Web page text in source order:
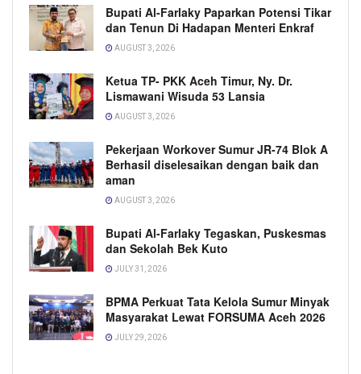
Bupati Al-Farlaky Paparkan Potensi Tikar
dan Tenun Di Hadapan Menteri Enkraf
AUGUST 3, 2026
Ketua TP- PKK Aceh Timur, Ny. Dr.
Lismawani Wisuda 53 Lansia
AUGUST 3, 2026
Pekerjaan Workover Sumur JR-74 Blok A
Berhasil diselesaikan dengan baik dan
aman
AUGUST 3, 2026
Bupati Al-Farlaky Tegaskan, Puskesmas
dan Sekolah Bek Kuto
JULY 31, 2026
BPMA Perkuat Tata Kelola Sumur Minyak
Masyarakat Lewat FORSUMA Aceh 2026
JULY 29, 2026